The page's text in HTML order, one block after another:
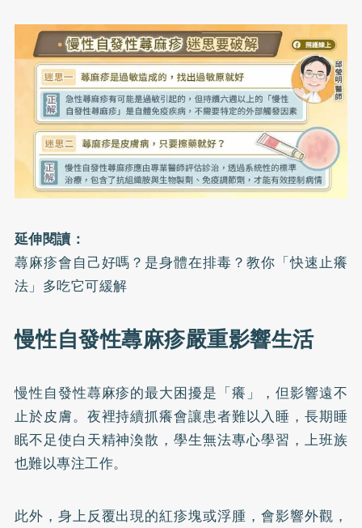
延伸閱讀：
蕁麻疹會自己好嗎？是身體在排毒？教你「快速止癢
法」多吃它可緩解
慢性自發性蕁麻疹嚴重影響生活
慢性自發性蕁麻疹的最大困擾是「癢」，但影響遠不
止於皮膚。夜裡持續抓癢會讓患者難以入睡，長期睡
眠不足使白天精神渙散，學生無法專心學習，上班族
也難以專注工作。
此外，身上反覆出現的紅疹塊或浮腫，會影響外觀，